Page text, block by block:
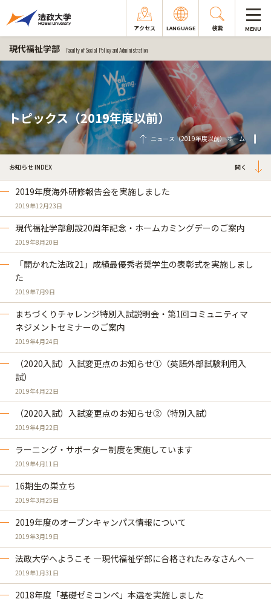
アクセス LANGUAGE 検索 MENU
現代福祉学部 Faculty of Social Policy and Administration
トピックス（2019年度以前）
ニュース（2019年度以前） ホーム
お知らせ INDEX
2019年度海外研修報告会を実施しました
2019年12月23日
現代福祉学部創設20周年記念・ホームカミングデーのご案内
2019年8月20日
「開かれた法政21」成績最優秀者奨学生の表彰式を実施しまし
た
2019年7月9日
まちづくりチャレンジ特別入試説明会・第1回コミュニティマ
ネジメントセミナーのご案内
2019年4月24日
（2020入試）入試変更点のお知らせ①（英語外部試験利用入
試）
2019年4月22日
（2020入試）入試変更点のお知らせ②（特別入試）
2019年4月22日
ラーニング・サポーター制度を実施しています
2019年4月11日
16期生の巣立ち
2019年3月25日
2019年度のオープンキャンパス情報について
2019年3月19日
法政大学へようこそ ―現代福祉学部に合格されたみなさんへ―
2019年1月31日
2018年度「基礎ゼミコンペ」本選を実施しました